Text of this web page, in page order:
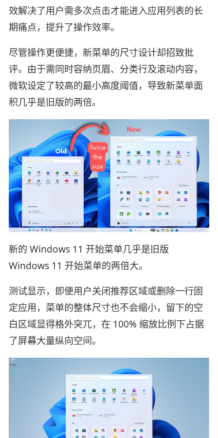
效解决了用户需多次点击才能进入应用列表的长
期痛点，提升了操作效率。
尽管操作更便捷，新菜单的尺寸设计却招致批
评。由于需同时容纳页眉、分类行及滚动内容，
微软设定了较高的最小高度阈值，导致新菜单面
积几乎是旧版的两倍。
新的 Windows 11 开始菜单几乎是旧版
Windows 11 开始菜单的两倍大。
测试显示，即便用户关闭推荐区域或删除一行固
定应用，菜单的整体尺寸也不会缩小，留下的空
白区域显得格外突兀，在 100% 缩放比例下占据
了屏幕大量纵向空间。